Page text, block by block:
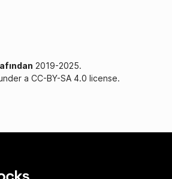
2019-2025.
a CC-BY-SA 4.0 license.